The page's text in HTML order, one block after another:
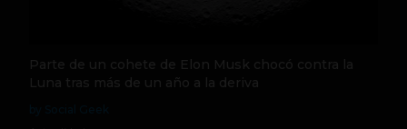
Parte de un cohete de Elon Musk chocó contra la
Luna tras más de un año a la deriva